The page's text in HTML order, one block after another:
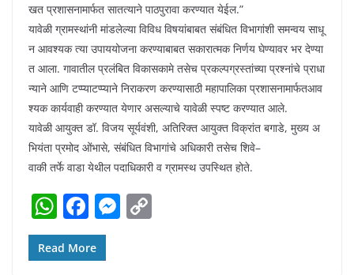
खत प्रशासनामार्फत सातत्याने पाठपुरावा करण्यात येईल.”
यावेळी ग्रामस्थांनी मांडलेल्या विविध विषयांबाबत संबंधित विभागांशी समन्वय साधू
न आवश्यक त्या उपाययोजना करण्याबाबत सकारात्मक निर्णय घेण्यावर भर देण्या
त आला. गावातील प्रलंबित विकासकामे तसेच प्रकल्पग्रस्तांच्या प्रश्नांचे प्राधा
न्याने आणि टप्प्याटप्प्याने निराकरण करण्यासाठी महापालिका प्रशासनामार्फतआव
श्यक कार्यवाही करण्यात येणार असल्याचे यावेळी स्पष्ट करण्यात आले.
यावेळी आयुक्त डॉ. विजय सूर्यवंशी, अतिरिक्त आयुक्त विक्रांत बगाडे, मुख्य अ
भियंता प्रमोद ओंभासे, संबंधित विभागांचे अधिकारी तसेच शिवे–
वाकी तर्फे वाडा येथील पदाधिकारी व ग्रामस्थ उपस्थित होते.
W
h
at
F
a
c
M
Read More